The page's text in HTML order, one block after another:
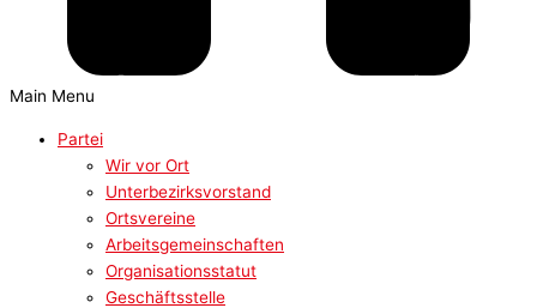
Main Menu
Partei
Wir vor Ort
Unterbezirksvorstand
Ortsvereine
Arbeitsgemeinschaften
Organisationsstatut
Geschäftsstelle